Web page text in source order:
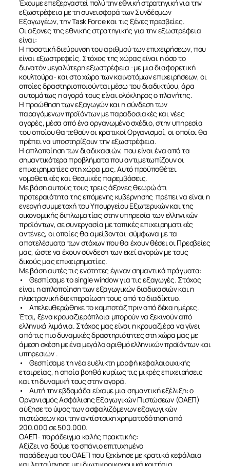
ΣΧΕΤΙΚΑ
Έχουμε επεξεργαστεί πολύ την εθνική στρατηγική για την
εξωστρέφεια με τη συνεισφορά των Συνδέσμων
Εξαγωγέων, την Task Force και τις ξένες πρεσβείες.
Οι άξονες της εθνικής στρατηγικής για την εξωστρέφεια
είναι:
Η ποσοτική διεύρυνση του αριθμού των επιχειρήσεων, που
είναι εξωστρεφείς. Στόχος της χώρας είναι η όσο το
δυνατόν μεγαλύτερη εξωστρέφεια -με μια διαφορετική
κουλτούρα- και στο χώρο των καινοτόμων επιχειρήσεων, οι
οποίες δραστηριοποιούνται μέσω του διαδικτύου, άρα
αυτομάτως η αγορά τους είναι ολόκληρος ο πλανήτης.
Η προώθηση των εξαγωγών και η σύνδεση των
παραγόμενων προϊόντων με παραδοσιακές και νέες
αγορές, μέσα από ένα οργανωμένο σχέδιο, στην υπηρεσία
του οποίου θα τεθούν οι κρατικοί Οργανισμοί, οι οποίοι θα
πρέπει να υποστηρίξουν την εξωστρέφεια.
Η απλοποίηση των διαδικασιών, που είναι ένα από τα
σημαντικότερα προβλήματα που αντιμετωπίζουν οι
επιχειρηματίες στη χώρα μας. Αυτό προϋποθέτει
νομοθετικές και θεσμικές παρεμβάσεις.
Με βάση αυτούς τους τρεις άξονες θεωρώ ότι
προτεραιότητα της επόμενης κυβέρνησης πρέπει να είναι η
ενεργή συμμετοχή του Υπουργείου Εξωτερικών και της
οικονομικής διπλωματίας στην υπηρεσία των ελληνικών
προϊόντων, σε συνεργασία με τοπικές επιχειρηματικές
αντένες, οι οποίες θα αμείβονται σύμφωνα με τα
αποτελέσματα των στόχων που θα έχουν θέσει οι Πρεσβείες
μας, ώστε να έχουν σύνδεση των εκεί αγορών με τους
δικούς μας επιχειρηματίες.
Με βάση αυτές τις ενότητες έγιναν σημαντικά πράγματα:
• Θεσπίσαμε το single window για τις εξαγωγές. Στόχος
είναι η απλοποίηση των εξαγωγικών διαδικασιών και η
ηλεκτρονική διεκπεραίωση τους από το διαδίκτυο.
• Απελευθερώθηκε το καμποτάζ πριν από δέκα ημέρες.
Έτσι, ξένα κρουαζιερόπλοια μπορούν να ξεκινούν από
ελληνικά λιμάνια. Στόχος μας είναι η κρουαζιέρα να γίνει
από τις πιο δυναμικές δραστηριότητες στη χώρα μας με
άμεση σχέση με ένα μεγάλο αριθμό ελληνικών προϊόντων και
υπηρεσιών .
• Θεσπίσαμε τη νέα ευέλικτη μορφή κεφαλαιουχικής
εταιρείας, η οποία βοηθά κυρίως τις μικρές επιχειρήσεις
και τη δυναμική τους στην αγορά.
• Αυτή την εβδομάδα είχαμε μια σημαντική εξέλιξη: ο
Οργανισμός Ασφάλισης Εξαγωγικών Πιστώσεων (ΟΑΕΠ)
αύξησε το ύψος των ασφαλιζόμενων εξαγωγικών
πιστώσεων και την αντίστοιχη χρηματοδότηση από
200.000 σε 500.000.
ΟΑΕΠ- παράδειγμα καλής πρακτικής:
Αξίζει να δούμε το σπάνιο επιτυχημένο
παράδειγμα του ΟΑΕΠ που ξεκίνησε με κρατικά κεφάλαια
και λειτούργησε με ιδιωτικοοικονομικά κριτήρια,